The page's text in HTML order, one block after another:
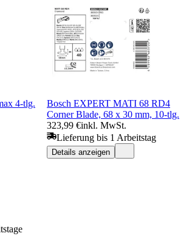
4-tlg.
Bosch EXPERT MATI 68 RD4
Corner Blade, 68 x 30 mm, 10-tlg.
323,99 €inkl. MwSt.
Lieferung bis 1 Arbeitstag
Details anzeigen